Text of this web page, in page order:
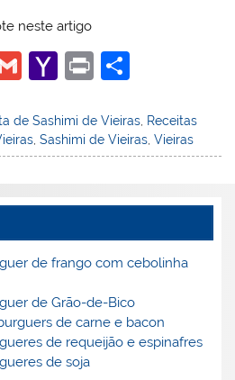
neste artigo
G
ai
l
Y
h
o
M
ai
l
Pr
t
ar
e
de Sashimi de Vieiras Receitas
,Sashimi de Vieiras ,Vieiras
de frango com cebolinha
de Grão-de-Bico
de carne e bacon
de requeijão e espinafres
de soja